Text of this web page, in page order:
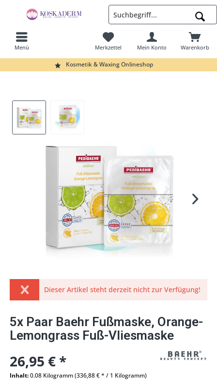
Kosmetik & Waxing Onlineshop
Menü Warenkorb
Merkzettel Mein Konto
Dieser Artikel steht derzeit nicht zur Verfügung!
5x Paar Baehr Fußmaske, Orange-
Lemongrass Fuß-Vliesmaske
26,95 € *
Inhalt:0.08 Kilogramm (336,88 € * / 1 Kilogramm)